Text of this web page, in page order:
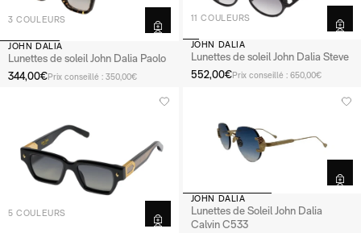
3 COULEURS
JOHN DALIA
Lunettes de soleil John Dalia Paolo
344,00€Prix conseillé : 350,00€
11 COULEURS
JOHN DALIA
Lunettes de soleil John Dalia Steve
552,00€Prix conseillé : 650,00€
5 COULEURS
JOHN DALIA
Lunettes de Soleil John Dalia
Calvin C533